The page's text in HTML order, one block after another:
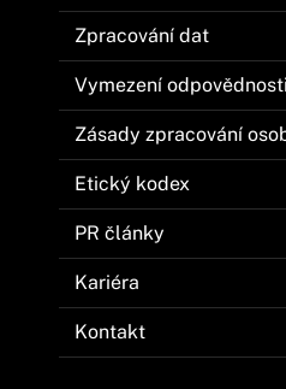
Zpracování dat
Vymezení odpovědnosti
Zásady zpracování
Etický kodex
PR články
Kariéra
Kontakt